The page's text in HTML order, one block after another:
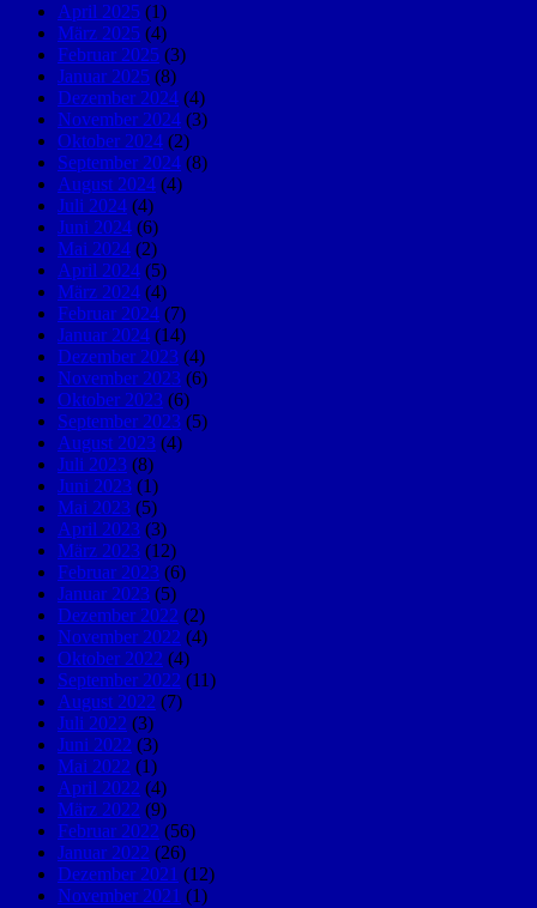
April 2025 (1)
März 2025 (4)
Februar 2025 (3)
Januar 2025 (8)
Dezember 2024 (4)
November 2024 (3)
Oktober 2024 (2)
September 2024 (8)
August 2024 (4)
Juli 2024 (4)
Juni 2024 (6)
Mai 2024 (2)
April 2024 (5)
März 2024 (4)
Februar 2024 (7)
Januar 2024 (14)
Dezember 2023 (4)
November 2023 (6)
Oktober 2023 (6)
September 2023 (5)
August 2023 (4)
Juli 2023 (8)
Juni 2023 (1)
Mai 2023 (5)
April 2023 (3)
März 2023 (12)
Februar 2023 (6)
Januar 2023 (5)
Dezember 2022 (2)
November 2022 (4)
Oktober 2022 (4)
September 2022 (11)
August 2022 (7)
Juli 2022 (3)
Juni 2022 (3)
Mai 2022 (1)
April 2022 (4)
März 2022 (9)
Februar 2022 (56)
Januar 2022 (26)
Dezember 2021 (12)
November 2021 (1)